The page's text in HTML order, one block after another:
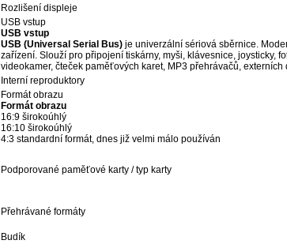
Rozlišení displeje
USB vstup
USB vstup
USB (Universal Serial Bus) je univerzální sériová sběrnice.
zařízení. Slouží pro připojení tiskárny, myši, klávesnice, joysticky,
videokamer, čteček paměťových karet, MP3 přehrávačů,
Interní reproduktory
Formát obrazu
Formát obrazu
16:9 širokoúhlý
16:10 širokoúhlý
4:3 standardní formát, dnes již velmi málo používán
Podporované paměťové karty / typ karty
Přehrávané formáty
Budík